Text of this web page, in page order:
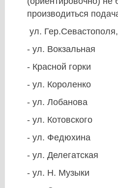
производиться
ул.
- ул. Вокзальная
- Красной горки
- ул. Короленко
- ул. Лобанова
- ул. Котовского
- ул. Федюхина
- ул. Делегатская
- ул. Н. Музыки